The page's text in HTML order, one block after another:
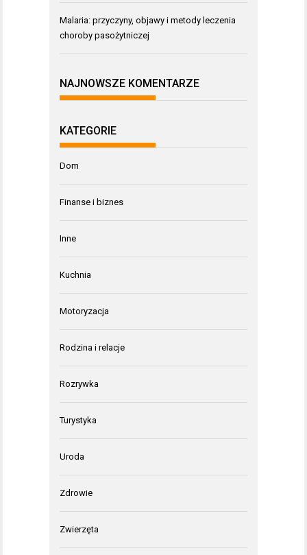
Malaria: przyczyny, objawy i metody leczenia
choroby pasożytniczej
NAJNOWSZE KOMENTARZE
KATEGORIE
Dom
Finanse i biznes
Inne
Kuchnia
Motoryzacja
Rodzina i relacje
Rozrywka
Turystyka
Uroda
Zdrowie
Zwierzęta